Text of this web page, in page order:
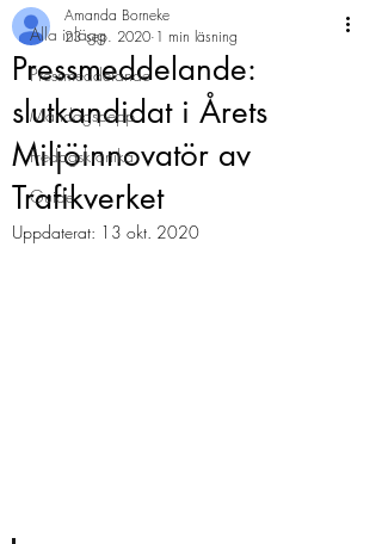
Alla inlägg
Pressmeddelande
Måndagspepp
Fredagskrönika
Guide
Pressmeddelande:
slutkandidat i Årets
Miljöinnovatör av
Trafikverket
Amanda Borneke
23 sep. 2020 1 min läsning
Uppdaterat: 13 okt. 2020